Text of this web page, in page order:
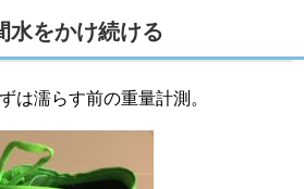
水をかけ続ける
は濡らす前の重量計測。